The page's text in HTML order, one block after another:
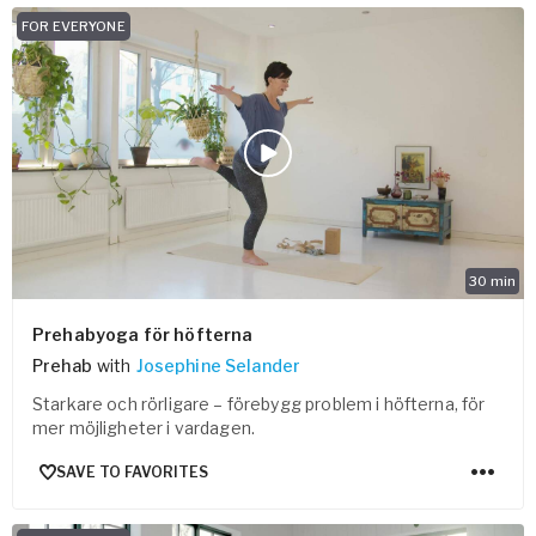
30 min
FOR EVERYONE
Prehabyoga för höfterna
Prehab with Josephine Selander
Starkare och rörligare – förebygg problem i höfterna, för
mer möjligheter i vardagen.
SAVE TO FAVORITES